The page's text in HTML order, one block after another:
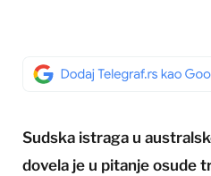
Sudska istraga u
dovela je u pitanje osude